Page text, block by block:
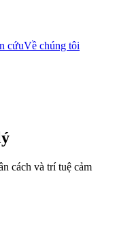
cứuVề chúng tôi
cách và trí tuệ cảm